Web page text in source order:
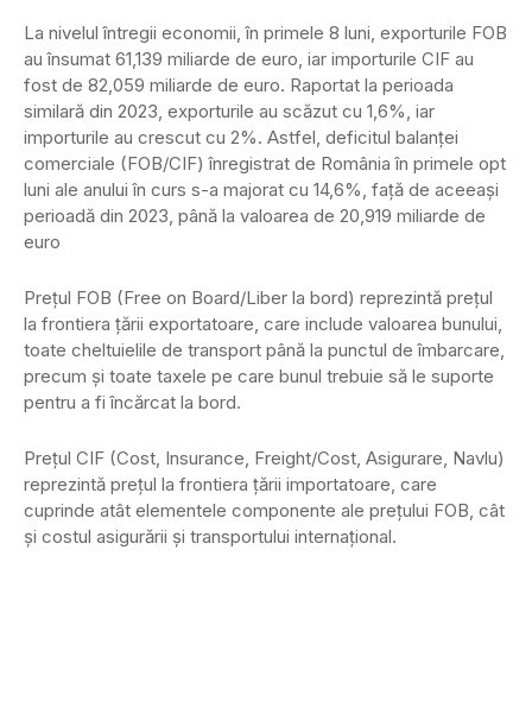
La nivelul întregii economii, în primele 8 luni, exporturile FOB
au însumat 61,139 miliarde de euro, iar importurile CIF au
fost de 82,059 miliarde de euro. Raportat la perioada
similară din 2023, exporturile au scăzut cu 1,6%, iar
importurile au crescut cu 2%. Astfel, deficitul balanţei
comerciale (FOB/CIF) înregistrat de România în primele opt
luni ale anului în curs s-a majorat cu 14,6%, faţă de aceeaşi
perioadă din 2023, până la valoarea de 20,919 miliarde de
euro
Prețul FOB (Free on Board/Liber la bord) reprezintă prețul
la frontiera țării exportatoare, care include valoarea bunului,
toate cheltuielile de transport până la punctul de îmbarcare,
precum și toate taxele pe care bunul trebuie să le suporte
pentru a fi încărcat la bord.
Prețul CIF (Cost, Insurance, Freight/Cost, Asigurare, Navlu)
reprezintă prețul la frontiera țării importatoare, care
cuprinde atât elementele componente ale prețului FOB, cât
și costul asigurării și transportului internațional.